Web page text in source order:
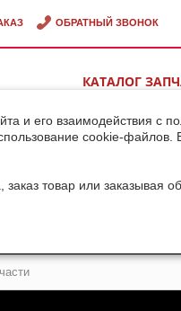
и его взаимодействия с
cookie-файлов.
товар или заказывая
ОБРАТНЫЙ ЗВОНОК
КАТАЛОГ